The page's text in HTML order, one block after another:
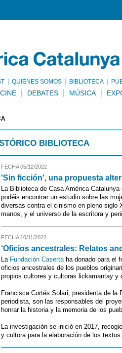
QUIÉNES SOMOS BIBLIOTECA
CINE DEBATES MÚSICA
BIBLIOTECA
FECHA 05/12/2022
'Sin ficción', una propuesta
La Biblioteca de Casa Amèrica
podéis encontrar un estudio sobre las
diversas contra el cinismo en pleno siglo
manos, y el universo de la escritora y
FECHA 10/11/2022
‘Oficios ancestrales: Relatos
La Fundación Casertaha donado para el
oficios ancestrales de los pueblos
propios cultores y cultoras lickamantay y
Francisca Cortés Solari, presidenta de
periodista, son las responsables del
honrar la historia y la memoria de los
La investigación se inició en 2017,
y cultora para la elaboración de los textos.